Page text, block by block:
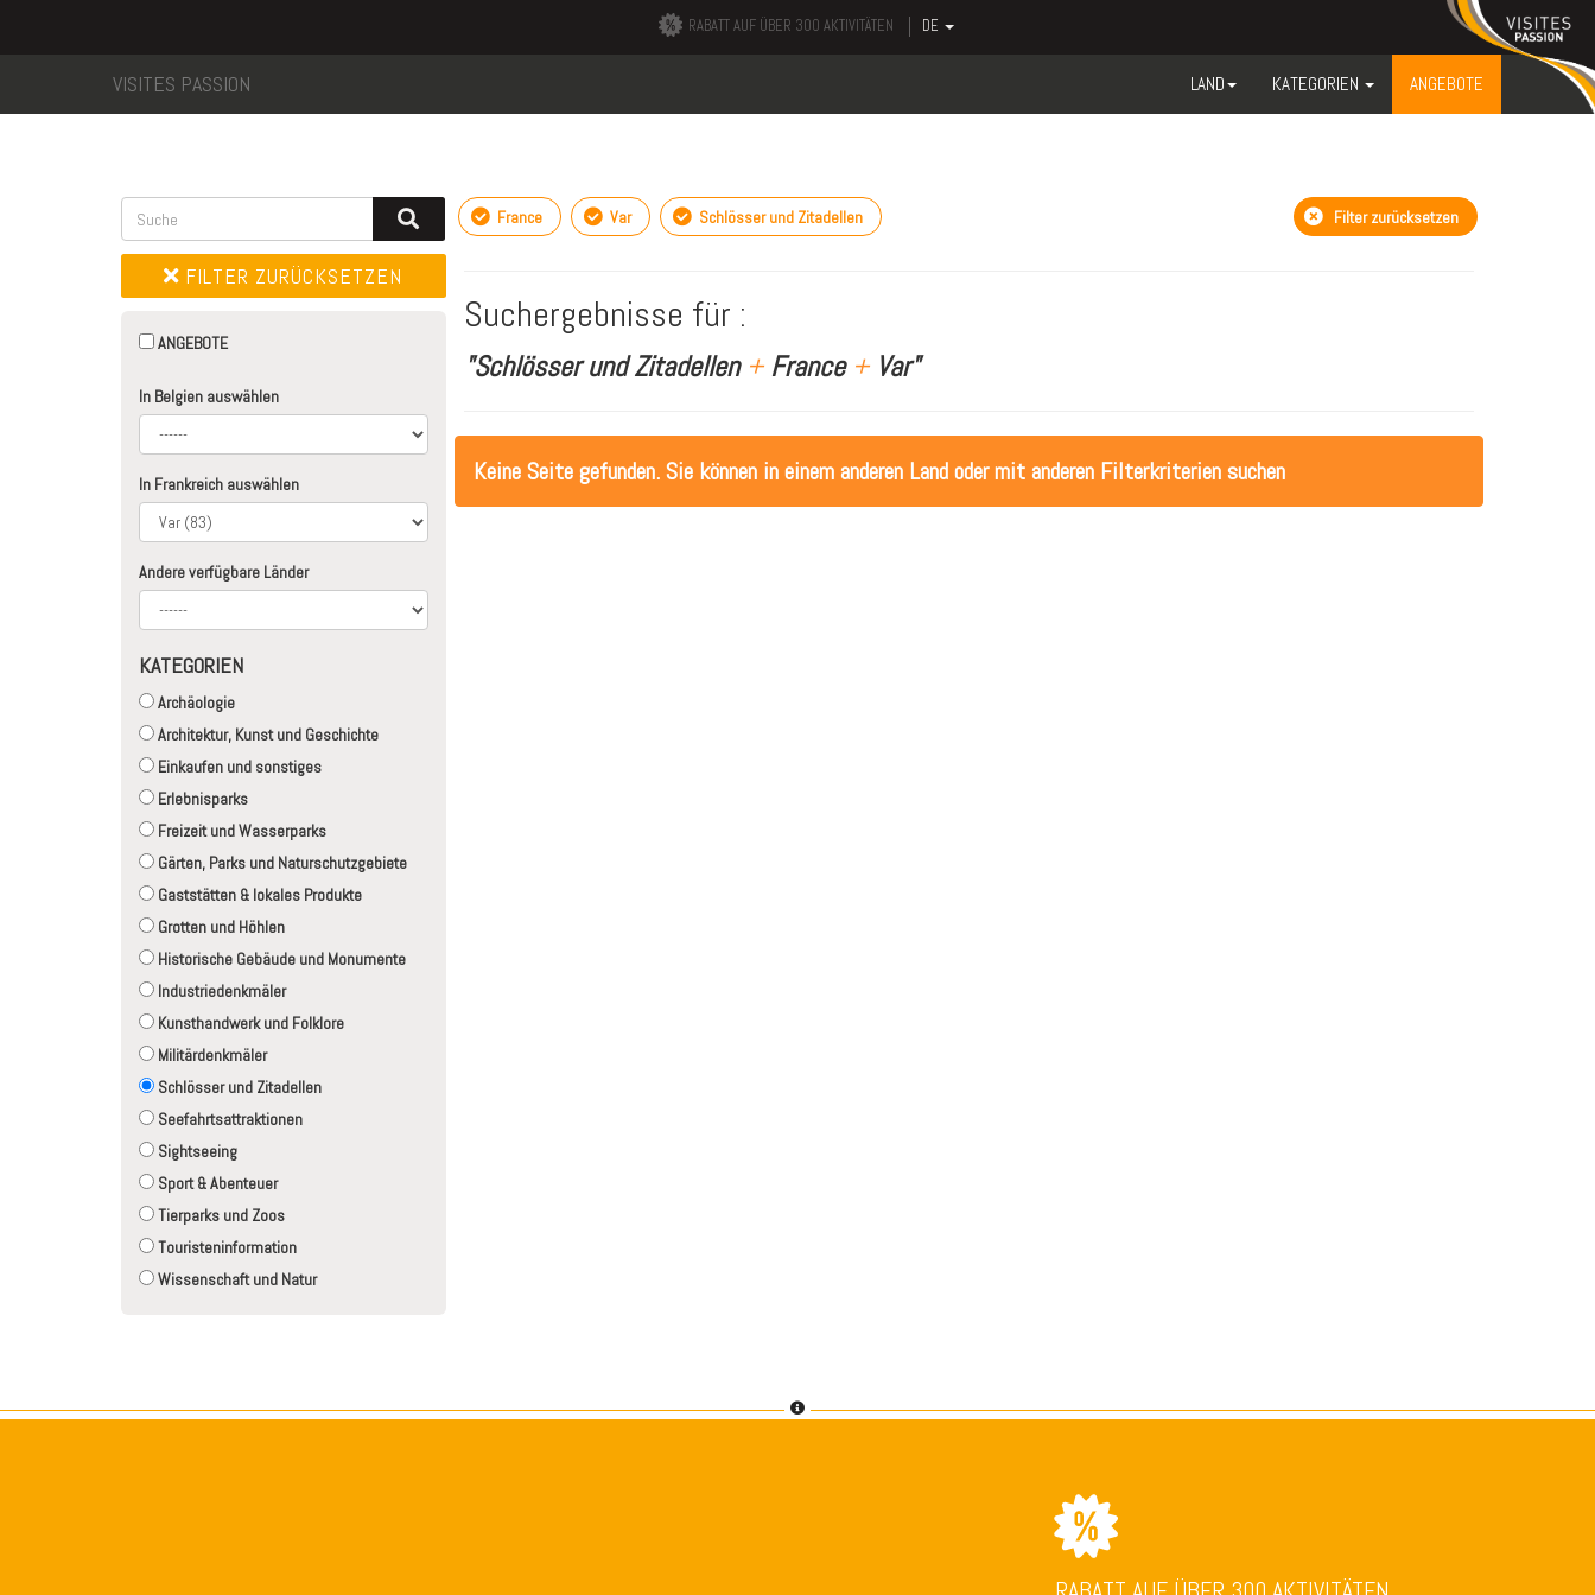
RABATT AUF ÜBER 300 AKTIVITÄTEN DE
VISITES PASSION LAND KATEGORIEN ANGEBOTE
FILTER ZURÜCKSETZEN
ANGEBOTE
In Belgien auswählen
In Frankreich auswählen
Andere verfügbare Länder
KATEGORIEN
Archäologie
Architektur, Kunst und Geschichte
Einkaufen und sonstiges
Erlebnisparks
Freizeit und Wasserparks
Gärten, Parks und Naturschutzgebiete
Gaststätten & lokales Produkte
Grotten und Höhlen
Historische Gebäude und Monumente
Industriedenkmäler
Kunsthandwerk und Folklore
Militärdenkmäler
Schlösser und Zitadellen
Seefahrtsattraktionen
Sightseeing
Sport & Abenteuer
Tierparks und Zoos
Touristeninformation
Wissenschaft und Natur
France Var Schlösser und Zitadellen Filter zurücksetzen
Suchergebnisse für :
"Schlösser und Zitadellen +France +Var"
Keine Seite gefunden. Sie können in einem anderen Land oder mit anderen Filterkriterien suchen